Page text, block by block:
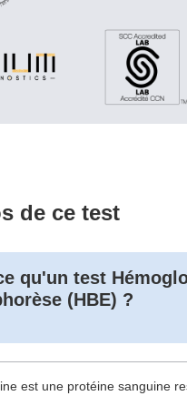
de ce test
qu'un test
(HBE) ?
est une protéine sanguine